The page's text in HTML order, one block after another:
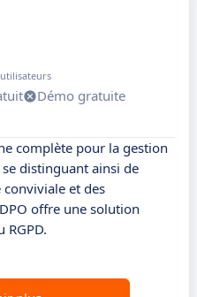
Démo gratuite
complète pour la gestion
distinguant ainsi de
et des
offre une solution